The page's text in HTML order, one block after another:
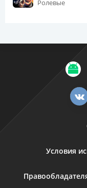
Ролевые
Условия